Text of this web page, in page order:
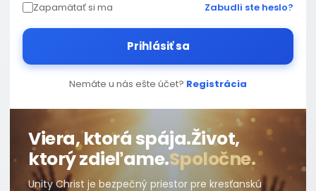
Zapamätať si ma Zabudli ste heslo?
Prihlásiť sa
Nemáte u nás ešte účet? Registrácia
Viera, ktorá spája.Život,
ktorý zdieľame.Spoločne.
Unity Christ je bezpečný priestor pre kresťanskú